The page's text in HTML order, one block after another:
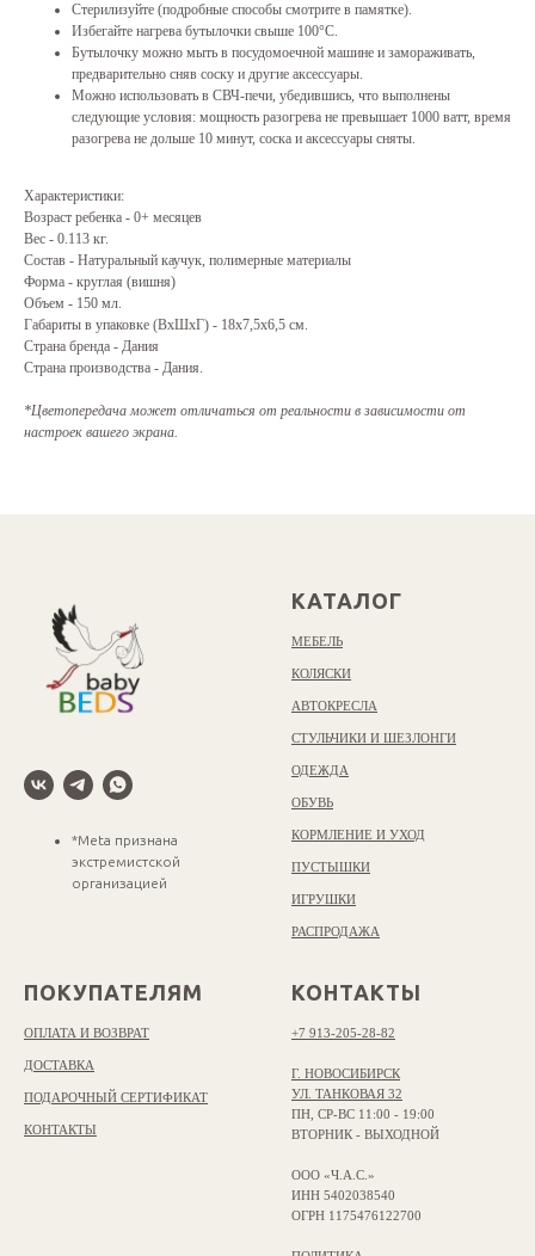
Стерилизуйте (подробные способы смотрите в памятке).
Избегайте нагрева бутылочки свыше 100°C.
Бутылочку можно мыть в посудомоечной машине и замораживать,
предварительно сняв соску и другие аксессуары.
Можно использовать в СВЧ-печи, убедившись, что выполнены
следующие условия: мощность разогрева не превышает 1000 ватт, время
разогрева не дольше 10 минут, соска и аксессуары сняты.
Характеристики:
Возраст ребенка - 0+ месяцев
Вес - 0.113 кг.
Состав - Натуральный каучук, полимерные материалы
Форма - круглая (вишня)
Объем - 150 мл.
Габариты в упаковке (ВхШхГ) - 18x7,5x6,5 см.
Страна бренда - Дания
Страна производства - Дания.
*Цветопередача может отличаться от реальности в зависимости от
настроек вашего экрана.
*Meta признана
экстремистской
организацией
КАТАЛОГ
МЕБЕЛЬ
КОЛЯСКИ
АВТОКРЕСЛА
СТУЛЬЧИКИ И ШЕЗЛОНГИ
ОДЕЖДА
ОБУВЬ
КОРМЛЕНИЕ И УХОД
ПУСТЫШКИ
ИГРУШКИ
РАСПРОДАЖА
ПОКУПАТЕЛЯМ
ОПЛАТА И ВОЗВРАТ
ДОСТАВКА
ПОДАРОЧНЫЙ СЕРТИФИКАТ
КОНТАКТЫ
КОНТАКТЫ
+7 913-205-28-82
Г. НОВОСИБИРСК
УЛ. ТАНКОВАЯ 32
ПН, СР-ВС 11:00 - 19:00
ВТОРНИК - ВЫХОДНОЙ
ООО «Ч.А.С.»
ИНН 5402038540
ОГРН 1175476122700